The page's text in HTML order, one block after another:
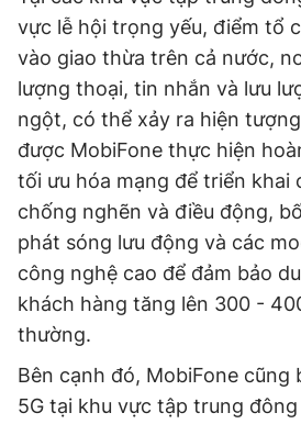
vực lễ hội trọng yếu, điểm tổ
vào giao thừa trên cả nước,
lượng thoại, tin nhắn và lưu
ngột, có thể xảy ra hiện
được MobiFone thực hiện
tối ưu hóa mạng để triển khai
chống nghẽn và điều động,
phát sóng lưu động và các
công nghệ cao để đảm bảo
khách hàng tăng lên 300 -
thường.
Bên cạnh đó, MobiFone cũng
5G tại khu vực tập trung